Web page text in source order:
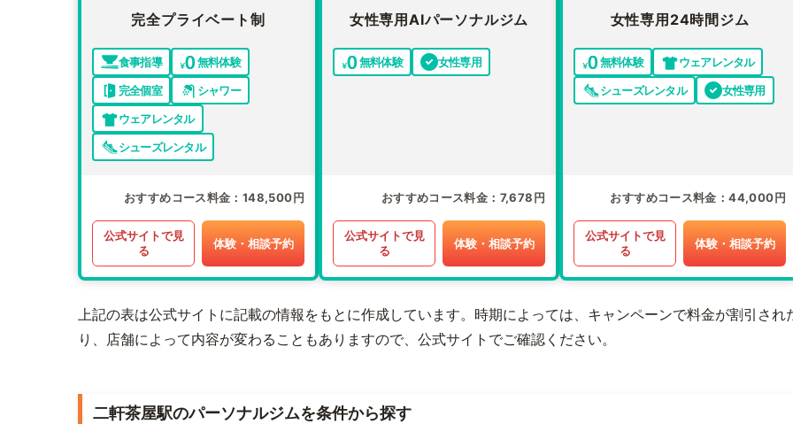
完全プライベート制
食事指導
無料体験
完全個室
シャワー
ウェアレンタル
シューズレンタル
おすすめコース料金 148,500円
公式サイトで見
る
体験・相談予約
女性専用AIパーソナルジム
無料体験 女性専用
おすすめコース料金 7,678円
公式サイトで見
る
体験・相談予約
女性専用24時間ジム
無料体験
ウェアレンタル
シューズレンタル
女性専用
おすすめコース料金 44,000円
公式サイトで見
る
体験・相談予約
上記の表は公式サイトに記載の情報をもとに作成しています。時期によっては、キャンペーンで料金が割引され
り、店舗によって内容が変わることもありますので、公式サイトでご確認ください。
二軒茶屋駅のパーソナルジムを条件から探す